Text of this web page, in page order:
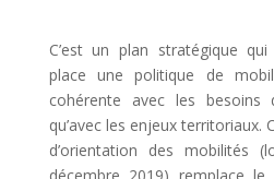
C’est un plan stratégique
place une politique de
cohérente avec les besoins
qu’avec les enjeux territoriaux.
d’orientation des mobilités